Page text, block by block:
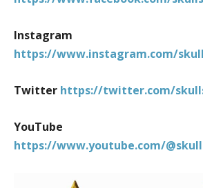
Instagram
https://www.instagram.com/
Twitter https://twitter.com/
YouTube
https://www.youtube.com/